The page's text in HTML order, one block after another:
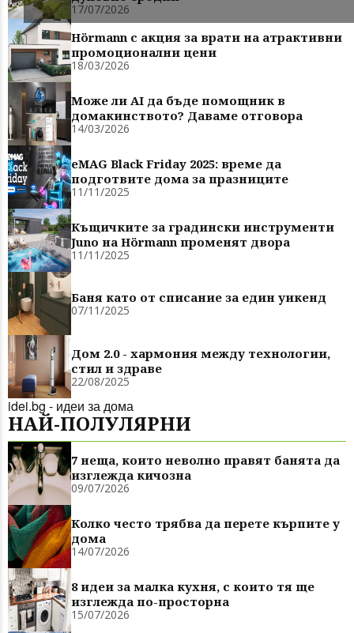
17/07/2026
Hörmann с акция за врати на атрактивни
промоционални цени
18/03/2026
Може ли AI да бъде помощник в
домакинството? Даваме отговора
14/03/2026
eMAG Black Friday 2025: време да
подготвите дома за празниците
11/11/2025
Къщичките за градински инструменти
Juno на Hörmann променят двора
11/11/2025
Баня като от списание за един уикенд
07/11/2025
Дом 2.0 - хармония между технологии,
стил и здраве
22/08/2025
idei.bg - идеи за дома
НАЙ-ПОЛУЛЯРНИ
7 неща, които неволно правят банята да
изглежда кичозна
09/07/2026
Колко често трябва да перете кърпите у
дома
14/07/2026
8 идеи за малка кухня, с които тя ще
изглежда по-просторна
15/07/2026